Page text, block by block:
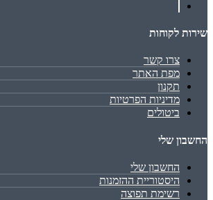
שירות לקוחות
צרו קשר
מפת האתר
תקנון
מדיניות הפרטיות
ביטולים
החשבון שלי
החשבון שלי
היסטוריית ההזמנות
רשימת תפוצה